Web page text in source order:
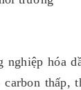
nghiệp hóa
thấp,